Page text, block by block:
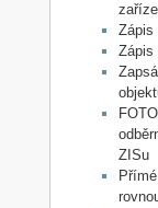
Zápis
Zápis
ZISu